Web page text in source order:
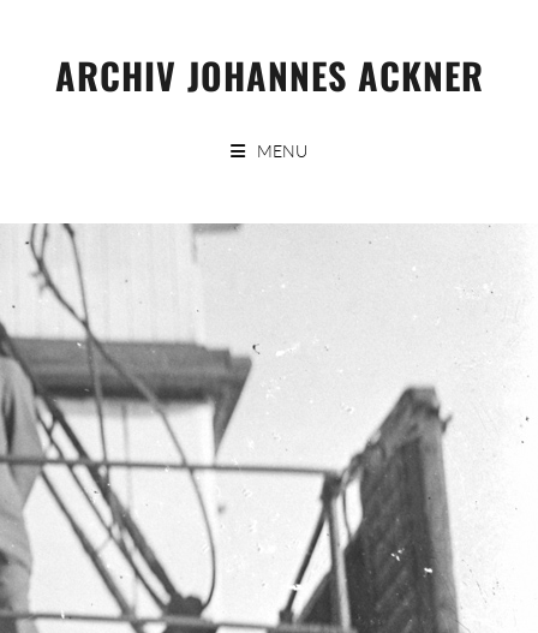
contentARCHIV JOHANNES ACKNER
MENU